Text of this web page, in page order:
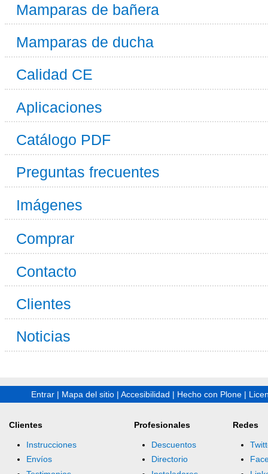
Mamparas de bañera
Mamparas de ducha
Calidad CE
Aplicaciones
Catálogo PDF
Preguntas frecuentes
Imágenes
Comprar
Contacto
Clientes
Noticias
Entrar | Mapa del sitio | Accesibilidad | Hecho con Plone |
Clientes
Instrucciones
Envíos
Profesionales
Descuentos
Directorio
Redes